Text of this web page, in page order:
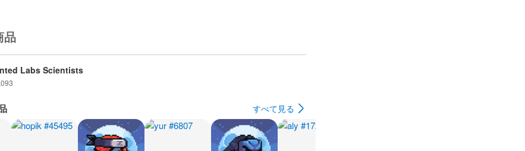
品
Labs Scientists
すべて見る